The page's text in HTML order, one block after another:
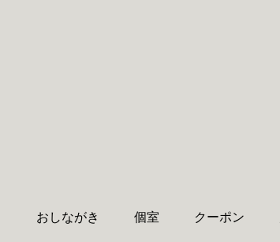
おしながき 個室 クーポン